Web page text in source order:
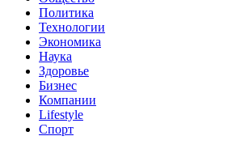
Политика
Технологии
Экономика
Наука
Здоровье
Бизнес
Компании
Lifestyle
Спорт